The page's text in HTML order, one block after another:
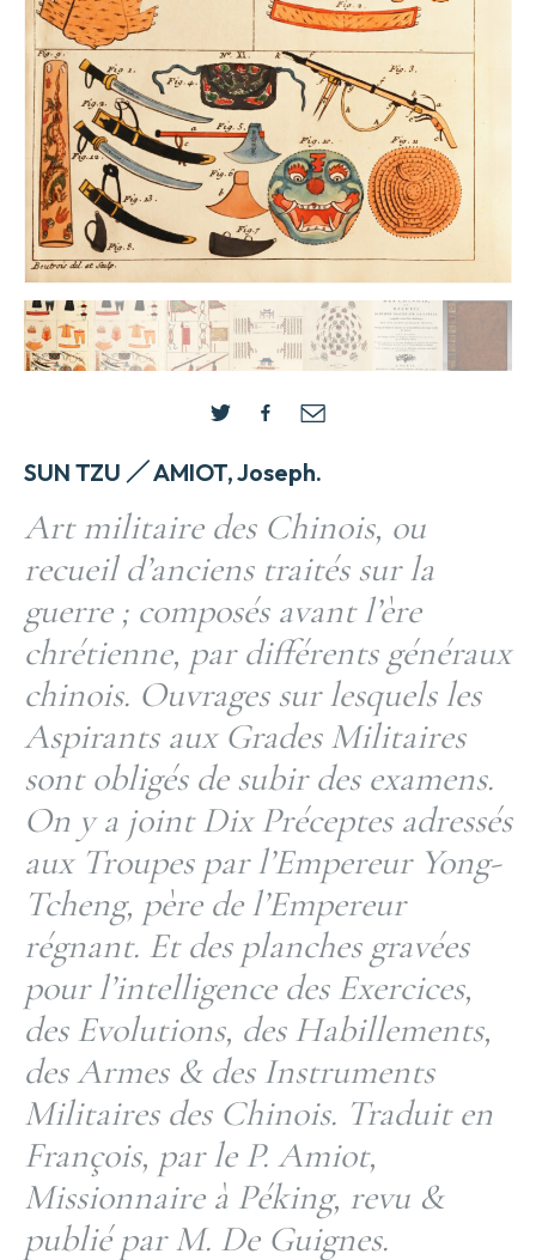
SUN TZU ／ AMIOT, Joseph.
Art militaire des Chinois, ou
recueil d’anciens traités sur la
guerre ; composés avant l’ère
chrétienne, par différents généraux
chinois. Ouvrages sur lesquels les
Aspirants aux Grades Militaires
sont obligés de subir des examens.
On y a joint Dix Préceptes adressés
aux Troupes par l’Empereur Yong-
Tcheng, père de l’Empereur
régnant. Et des planches gravées
pour l’intelligence des Exercices,
des Evolutions, des Habillements,
des Armes & des Instruments
Militaires des Chinois. Traduit en
François, par le P. Amiot,
Missionnaire à Péking, revu &
publié par M. De Guignes.